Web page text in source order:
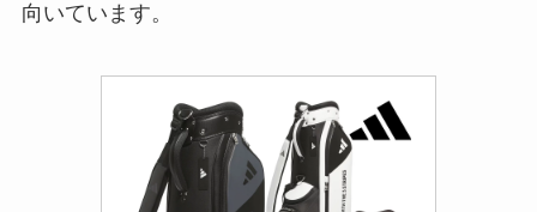
向いています。